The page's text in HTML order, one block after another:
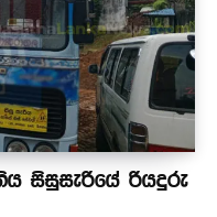
සිසුසැරියේ රියදුරු